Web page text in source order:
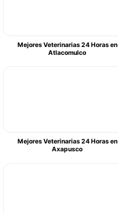
Mejores Veterinarias 24 Horas en
Atlacomulco
Mejores Veterinarias 24 Horas en
Axapusco